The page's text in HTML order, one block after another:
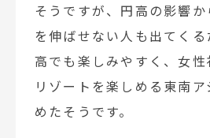
そうですが、円高の影響
を伸ばせない人も出てく
高でも楽しみやすく、女性
リゾートを楽しめる東南
めたそうです。